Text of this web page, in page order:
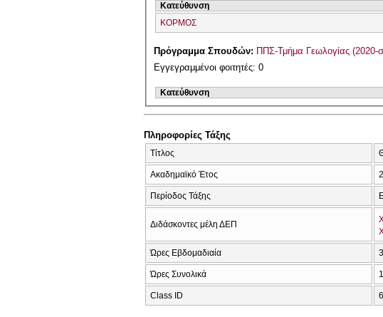
Κατεύθυνση
ΚΟΡΜΟΣ
Πρόγραμμα Σπουδών: ΠΠΣ-Τμήμα Γεωλογίας (2020-
Εγγεγραμμένοι φοιτητές: 0
Κατεύθυνση
Πληροφορίες Τάξης
Τίτλος
Ακαδημαϊκό Έτος
Περίοδος Τάξης
Διδάσκοντες μέλη ΔΕΠ
Ώρες Εβδομαδιαία 3
Ώρες Συνολικά
Class ID